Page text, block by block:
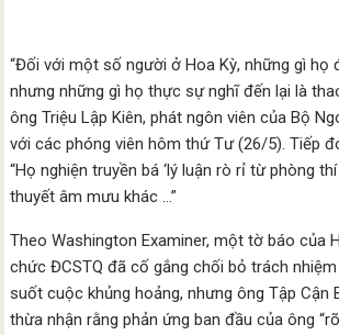
“Đối với một số người ở Hoa Kỳ, những gì họ
nhưng những gì họ thực sự nghĩ đến lại là
ông Triệu Lập Kiên, phát ngôn viên của Bộ
với các phóng viên hôm thứ Tư (26/5). Tiếp
“Họ nghiện truyền bá ‘lý luận rò rỉ từ phòng
thuyết âm mưu khác …”
Theo Washington Examiner, một tờ báo của
chức ĐCSTQ đã cố gắng chối bỏ trách
suốt cuộc khủng hoảng, nhưng ông Tập Cận
thừa nhận rằng phản ứng ban đầu của ông